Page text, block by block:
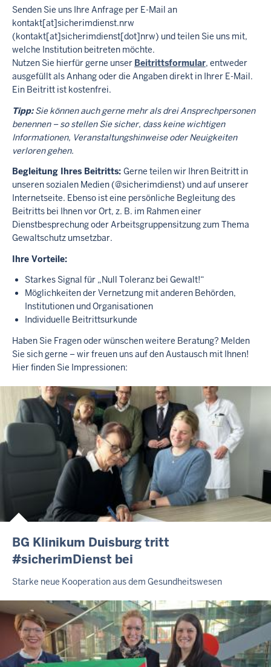
Senden Sie uns Ihre Anfrage per E-Mail an
kontakt[at]sicherimdienst.nrw
(kontakt[at]sicherimdienst[dot]nrw) und teilen Sie uns mit,
welche Institution beitreten möchte.
Nutzen Sie hierfür gerne unser Beitrittsformular, entweder
ausgefüllt als Anhang oder die Angaben direkt in Ihrer E-Mail.
Ein Beitritt ist kostenfrei.
Tipp:Sie können auch gerne mehr als drei Ansprechpersonen
benennen – so stellen Sie sicher, dass keine wichtigen
Informationen, Veranstaltungshinweise oder Neuigkeiten
verloren gehen.
Begleitung Ihres Beitritts: Gerne teilen wir Ihren Beitritt in
unseren sozialen Medien (@sicherimdienst) und auf unserer
Internetseite. Ebenso ist eine persönliche Begleitung des
Beitritts bei Ihnen vor Ort, z. B. im Rahmen einer
Dienstbesprechung oder Arbeitsgruppensitzung zum Thema
Gewaltschutz umsetzbar.
Ihre Vorteile:
Starkes Signal für „Null Toleranz bei Gewalt!“
Möglichkeiten der Vernetzung mit anderen Behörden,
Institutionen und Organisationen
Individuelle Beitrittsurkunde
Haben Sie Fragen oder wünschen weitere Beratung? Melden
Sie sich gerne – wir freuen uns auf den Austausch mit Ihnen!
Hier finden Sie Impressionen:
BG Klinikum Duisburg tritt
#sicherimDienst bei
Starke neue Kooperation aus dem Gesundheitswesen